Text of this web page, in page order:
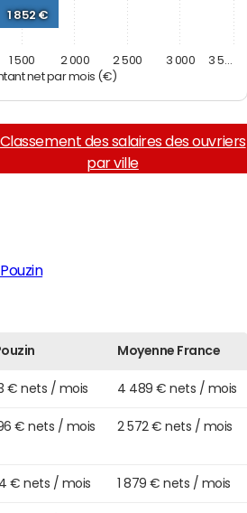
net par mois (€)
1 852 €
1 500 2 000 2 500 3 000 3 5…
Classement des salaires des ouvriers
par ville
Moyenne France
€ nets / mois 4 489 € nets / mois
€ nets / mois 2 572 € nets / mois
€ nets / mois 1 879 € nets / mois